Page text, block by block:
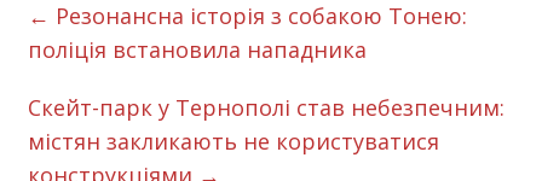
← Резонансна історія з собакою Тонею:
поліція встановила нападника
Скейт-парк у Тернополі став небезпечним:
містян закликають не користуватися
конструкціями →